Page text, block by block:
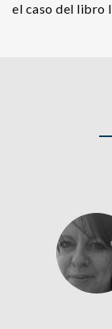
el caso del libro